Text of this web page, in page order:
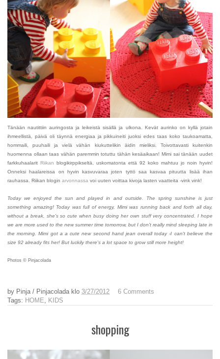
Tänään nautittiin auringosta ja leikeistä sisällä ja ulkona. Kevät aurinko on kyllä jotain
ihmeellistä, päivä oli täynnä energiaa ja pikkuineiti juoksi edes taas koko taukoamatta,
hommaili, puuhaili ja vielä vähän kiukuttelikin äidin mieliksi. Toivottavasti kuitenkin
huomenna ollaan taas vähän paremmin totuttu tähän kesäaikaan! Mimi sai tänään uudet
farkkuhaalarit Riikan blogikirppikseltä, uskomatonta että 92 koko mahtuu jo noin hyvin!
Onneksi haalareissa on hyvin kasvuvaraa joten tyttö saa kasvaa pituutta lisää ihan
rauhassa. Riikan blogin arvonnassa voi uuten voittaa kivoja lasten vaatteita -vink vink!
Today we enjoyed the sun and played in and outside. The spring sunshine is just
something amazing! Today was full of energy, Mimi was running back and forth all day,
without a break, she's so cute when busy doing her own stuff very concentrated. I hope
we are more used to the new summer time tomorrow, but I don't really mind sleeping late in
the morning. Mimi got a a cute new second hand jean overall today -I can't believe the
size 92 already fits her! But luckily there's a lot space to grow still more height!
Photos © Pinjacolada
by Pinja / Pinjacolada klo 3/27/2012
6 Comments
Tags: HOME KIDS
shopping